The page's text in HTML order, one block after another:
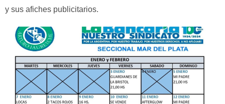
y sus afiches publicitarios.